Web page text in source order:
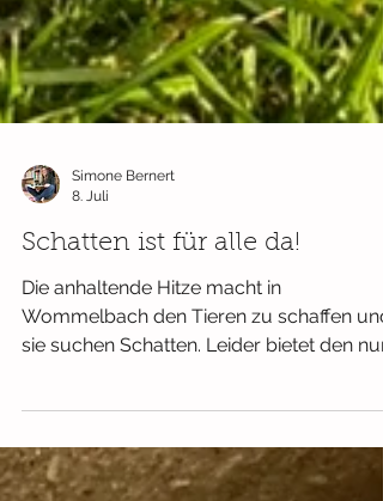
Simone Bernert
8. Juli
Schatten ist für alle da!
Die anhaltende Hitze macht in
begrenzt. Die Stimmung kocht
über und es wird geschimpft und auch